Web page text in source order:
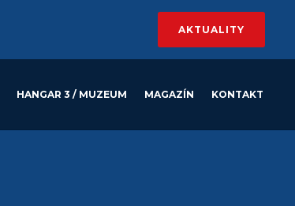
AKTUALITY
HANGAR 3 / MUZEUM MAGAZÍN KONTAKT